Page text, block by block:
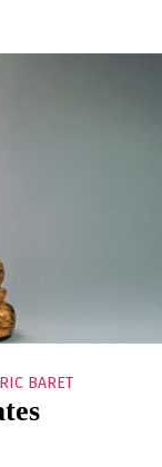
BARET